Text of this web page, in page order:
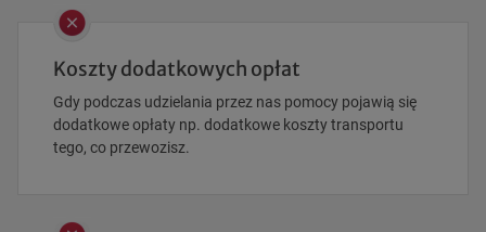
Koszty dodatkowych opłat
Gdy podczas udzielania przez nas pomocy pojawią się
dodatkowe opłaty np. dodatkowe koszty transportu
tego, co przewozisz.